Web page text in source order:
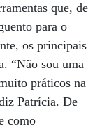
que, de
para o
os principais
“Não sou uma
práticos na
Patrícia. De
como